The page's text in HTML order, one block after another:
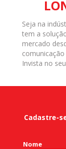
Seja na
tem a
mercado
Invista no
Cadastre-
Nome